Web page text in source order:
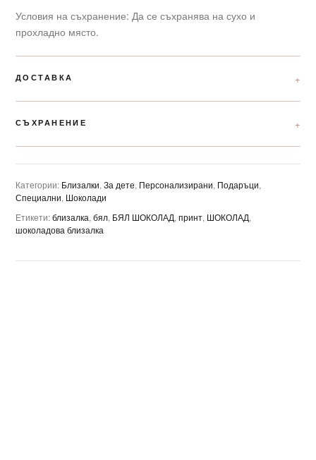
Условия на съхранение: Да се съхранява на сухо и
прохладно място.
ДОСТАВКА
СЪХРАНЕНИЕ
Категории: Близалки, За дете, Персонализирани, Подаръци,
Специални, Шоколади
Етикети:близалка, бял, БЯЛ ШОКОЛАД, принт, ШОКОЛАД,
шоколадова близалка